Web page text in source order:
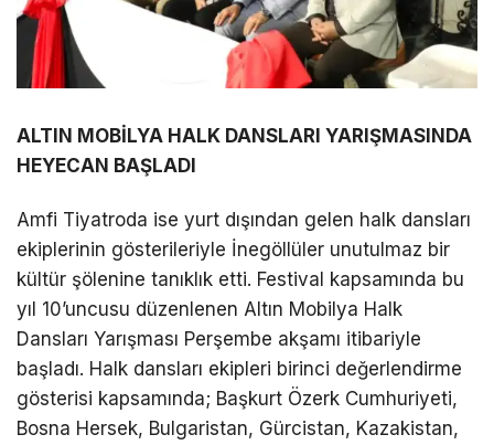
ALTIN MOBİLYA HALK DANSLARI YARIŞMASINDA
HEYECAN BAŞLADI
Amfi Tiyatroda ise yurt dışından gelen halk dansları
ekiplerinin gösterileriyle İnegöllüler unutulmaz bir
kültür şölenine tanıklık etti. Festival kapsamında bu
yıl 10’uncusu düzenlenen Altın Mobilya Halk
Dansları Yarışması Perşembe akşamı itibariyle
başladı. Halk dansları ekipleri birinci değerlendirme
gösterisi kapsamında; Başkurt Özerk Cumhuriyeti,
Bosna Hersek, Bulgaristan, Gürcistan, Kazakistan,